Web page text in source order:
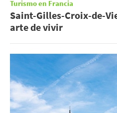
Turismo en Francia
Saint-Gilles-Croix-de-
arte de vivir